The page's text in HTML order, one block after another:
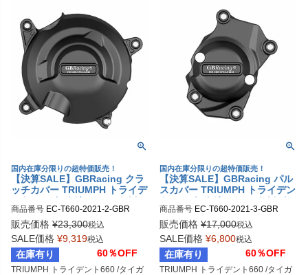
国内在庫分限りの超特価販売！
【決算SALE】GBRacing クラ
ッチカバー TRIUMPH トライデ
ント660 /タイガー660 /デイト
ナ660
商品番号 EC-T660-2021-2-GBR
gbr_EC-T660-2021-2-GBR
販売価格 ¥23,300税込
SALE価格 ¥9,319税込
在庫有り 60％OFF
TRIUMPH トライデント660 /タイガ
国内在庫分限りの超特価販売！
【決算SALE】GBRacing パル
スカバー TRIUMPH トライデン
ト660 /タイガー660 /デイトナ6
60
商品番号 EC-T660-2021-3-GBR
gbr_EC-T660-2021-3-GBR
販売価格 ¥17,000税込
SALE価格 ¥6,800税込
在庫有り 60％OFF
TRIUMPH トライデント660 /タイガ